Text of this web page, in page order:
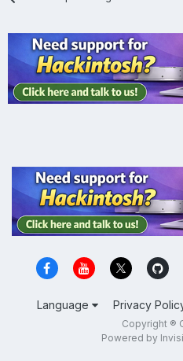
Language Privacy
Copyright ®
Powered by